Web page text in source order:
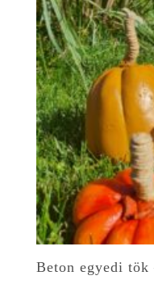
Beton egyedi tök